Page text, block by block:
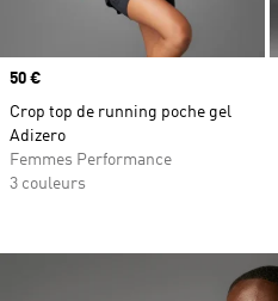
Prix
50 €
Crop top de running poche gel
Adizero
Femmes Performance
3 couleurs